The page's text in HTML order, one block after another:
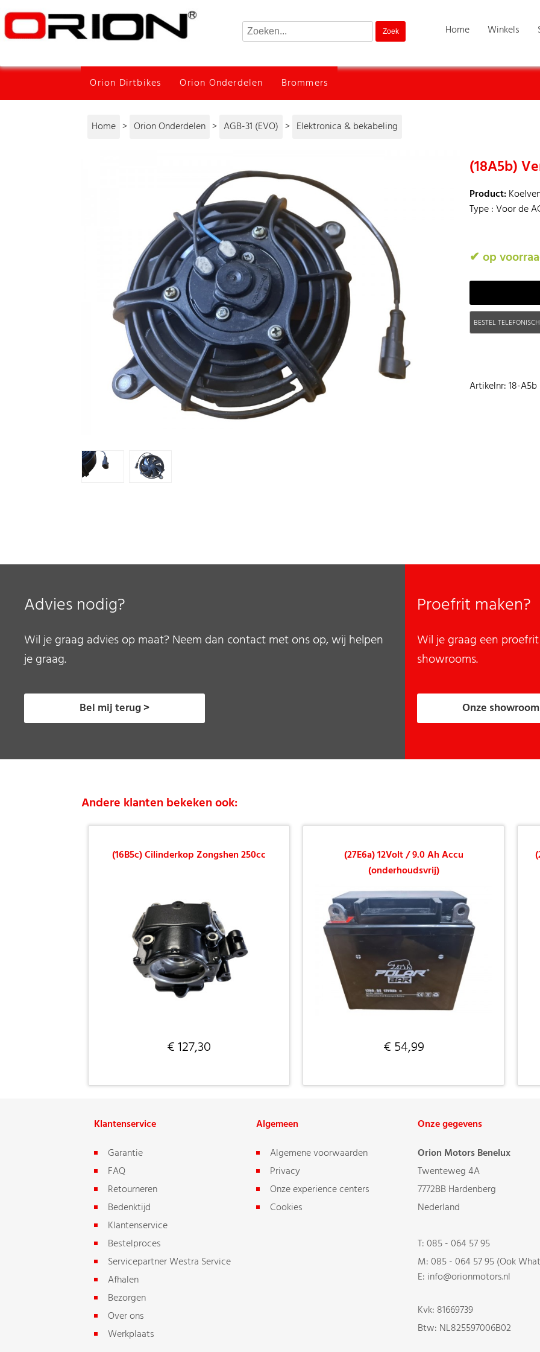
Home Winkels
Orion Dirtbikes Orion Onderdelen Brommers
Home > Orion Onderdelen > AGB-31 (EVO) > Elektronica & bekabeling
(18A5b)
Product:
Type : Voor de
✔ op
BESTEL TELEFONISCH
Artikelnr: 18-A5b
Advies nodig?
Wil je graag advies op maat? Neem dan contact met ons op, wij helpen
je graag.
Bel mij terug >
Proefrit maken?
Wil je graag een
showrooms.
Onze
Andere klanten bekeken ook:
(16B5c) Cilinderkop Zongshen 250cc
€ 127,30
(27E6a) 12Volt / 9.0 Ah Accu
(onderhoudsvrij)
€ 54,99
Klantenservice
Garantie
FAQ
Retourneren
Bedenktijd
Klantenservice
Bestelproces
Servicepartner Westra Service
Afhalen
Bezorgen
Over ons
Werkplaats
Algemeen
Algemene voorwaarden
Privacy
Onze experience centers
Cookies
Onze gegevens
Orion Motors Benelux
Twenteweg 4A
7772BB Hardenberg
Nederland
T:085 - 064 57 95
M:085 - 064 57 95 (Ook
E: info@orionmotors.nl
Kvk: 81669739
Btw: NL825597006B02